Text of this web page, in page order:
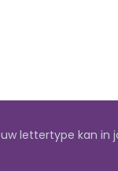
lettertype kan in